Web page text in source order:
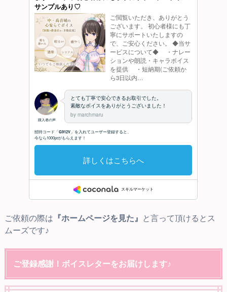
ご依頼の際は 『ホームページを見た』
と言って頂けるとス
ムーズです♪
ご登録感謝！ボイスレターをお届けします♪